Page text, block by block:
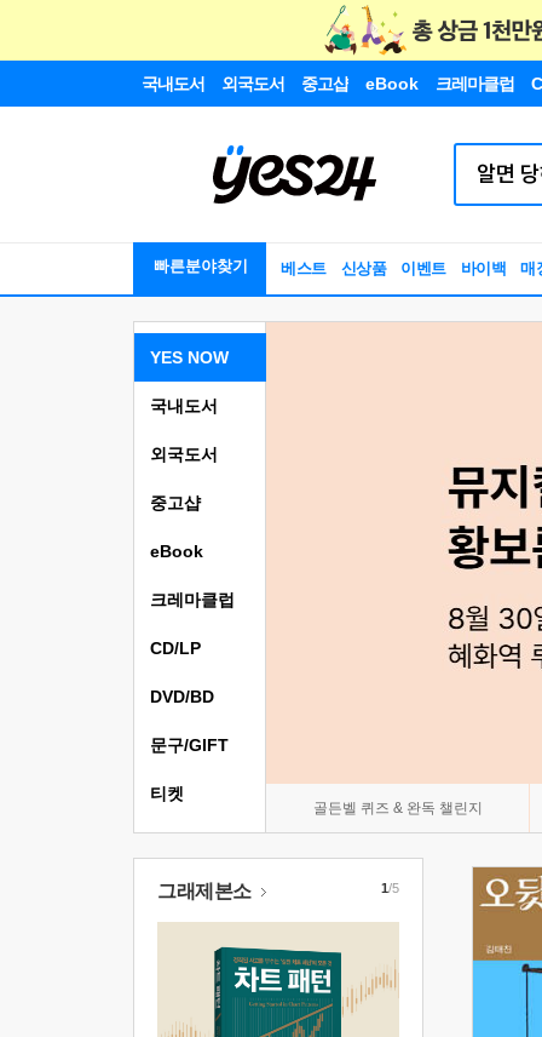
국내도서 외국도서 중고샵 eBook 크레마클럽
빠른분야찾기 베스트 신상품 이벤트 바이백 매
YES NOW
골든벨 퀴즈 & 완독 챌린지
국내도서
외국도서
중고샵
eBook
크레마클럽
CD/LP
DVD/BD
문구/GIFT
티켓
그래제본소 1/5